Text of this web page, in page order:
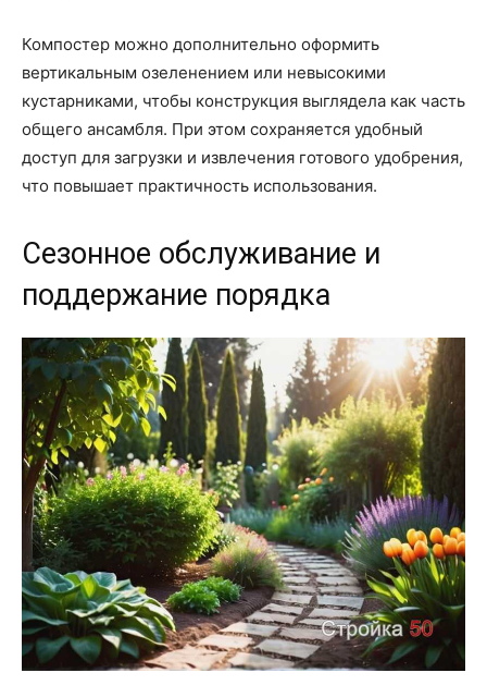
Компостер можно дополнительно оформить
вертикальным озеленением или невысокими
кустарниками, чтобы конструкция выглядела как часть
общего ансамбля. При этом сохраняется удобный
доступ для загрузки и извлечения готового удобрения,
что повышает практичность использования.
Сезонное обслуживание и
поддержание порядка